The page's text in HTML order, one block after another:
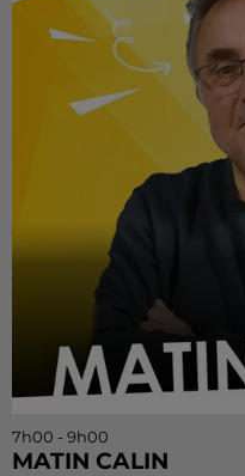
7h00 - 9h00
MATIN CALIN